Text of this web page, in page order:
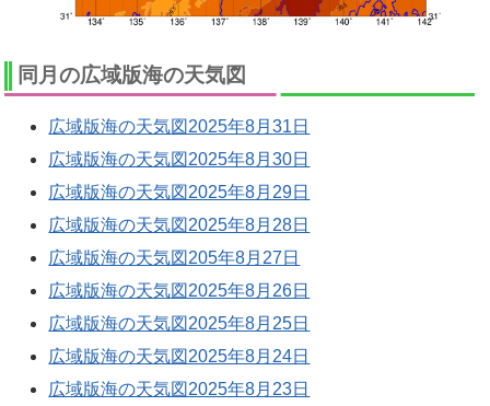
同月の広域版海の天気図
広域版海の天気図2025年8月31日
広域版海の天気図2025年8月30日
広域版海の天気図2025年8月29日
広域版海の天気図2025年8月28日
広域版海の天気図205年8月27日
広域版海の天気図2025年8月26日
広域版海の天気図2025年8月25日
広域版海の天気図2025年8月24日
広域版海の天気図2025年8月23日